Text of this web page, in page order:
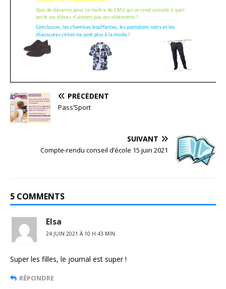
PRÉCÉDENT
Pass’Sport
SUIVANT
Compte-rendu conseil d’école 15 juin 2021
5 COMMENTS
Elsa
24 JUIN 2021 À 10 H 43 MIN
Super les filles, le journal est super !
RÉPONDRE